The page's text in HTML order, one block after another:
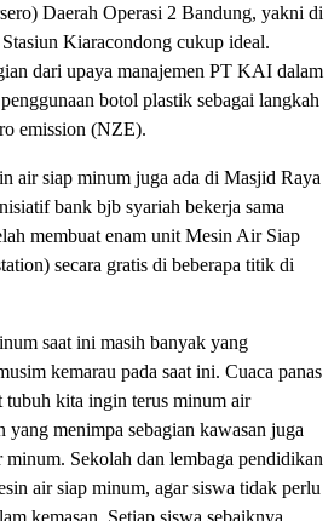
Daerah Operasi 2 Bandung, yakni di
Kiaracondong cukup ideal.
dari upaya manajemen PT KAI dalam
botol plastik sebagai langkah
emission (NZE).
air siap minum juga ada di Masjid Raya
bank bjb syariah bekerja sama
membuat enam unit Mesin Air Siap
secara gratis di beberapa titik di
saat ini masih banyak yang
kemarau pada saat ini. Cuaca panas
tubuh kita ingin terus minum air
menimpa sebagian kawasan juga
Sekolah dan lembaga pendidikan
air siap minum, agar siswa tidak perlu
kemasan. Setiap siswa sebaiknya